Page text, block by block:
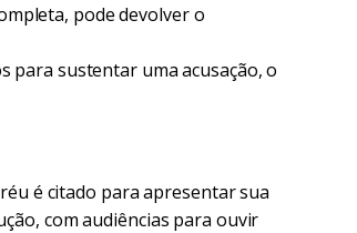
pode devolver o
para sustentar uma acusação, o
é citado para apresentar sua
com audiências para ouvir